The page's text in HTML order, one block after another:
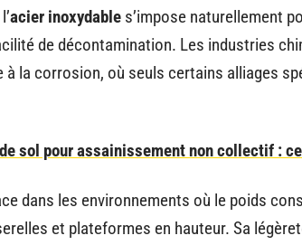
acier inoxydable s’impose naturellement
de décontamination. Les industries
la corrosion, où seuls certains alliages
sol pour assainissement non collectif :
dans les environnements où le poids
et plateformes en hauteur. Sa